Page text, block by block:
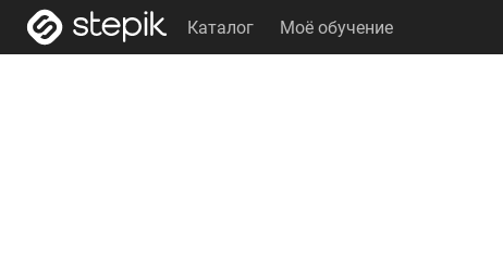
Каталог Моё обучение